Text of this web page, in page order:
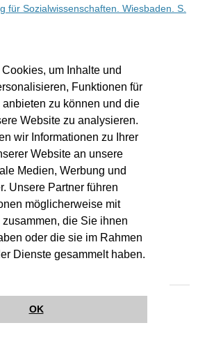
um Inhalte und
Funktionen für
zu können und die
Website zu analysieren.
wir Informationen zu Ihrer
Website an unsere
Medien, Werbung und
Unsere Partner führen
möglicherweise mit
die Sie ihnen
oder die sie im Rahmen
Dienste gesammelt haben.
OK
für Sozialwissenschaften. Wiesbaden. S.
Hilfe
Datenschutz